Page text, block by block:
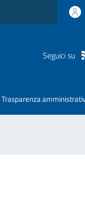
Seguici su
Trasparenza